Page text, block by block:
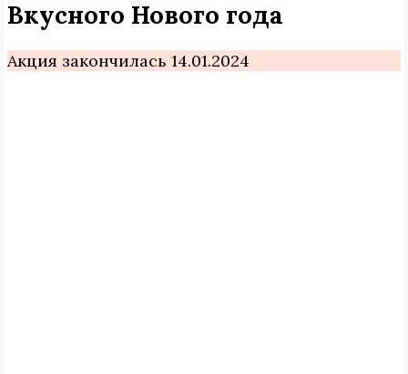
Вкусного Нового года
Акция закончилась 14.01.2024